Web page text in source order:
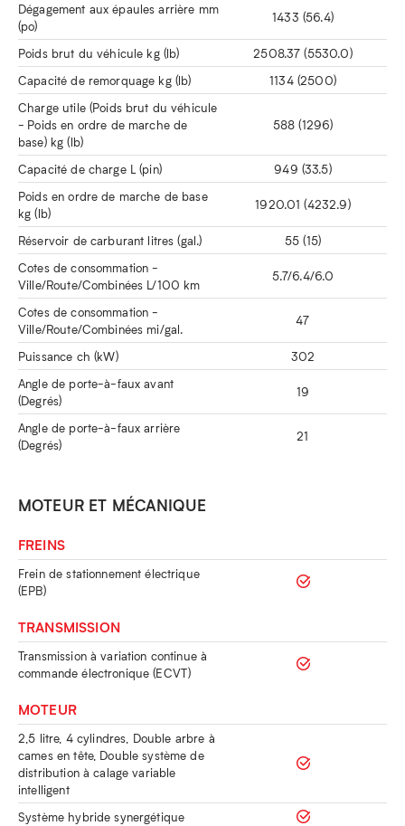
Dégagement aux épaules arrière mm
(po)
1433 (56.4)
Poids brut du véhicule kg (lb)
2508.37 (5530.0)
Capacité de remorquage kg (lb)
1134 (2500)
Charge utile (Poids brut du véhicule
- Poids en ordre de marche de
base) kg (lb)
588 (1296)
Capacité de charge L (pin)
949 (33.5)
Poids en ordre de marche de base
kg (lb)
1920.01 (4232.9)
Réservoir de carburant litres (gal.)
55 (15)
Cotes de consommation -
Ville/Route/Combinées L/100 km
5.7/6.4/6.0
Cotes de consommation -
Ville/Route/Combinées mi/gal.
47
Puissance ch (kW)
302
Angle de porte-à-faux avant
(Degrés)
19
Angle de porte-à-faux arrière
(Degrés)
21
MOTEUR ET MÉCANIQUE
FREINS
Frein de stationnement électrique
(EPB)
TRANSMISSION
Transmission à variation continue à
commande électronique (ECVT)
MOTEUR
2,5 litre, 4 cylindres, Double arbre à
cames en tête, Double système de
distribution à calage variable
intelligent
Système hybride synergétique